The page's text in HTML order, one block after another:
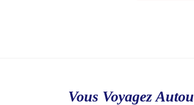
Vous Voyagez